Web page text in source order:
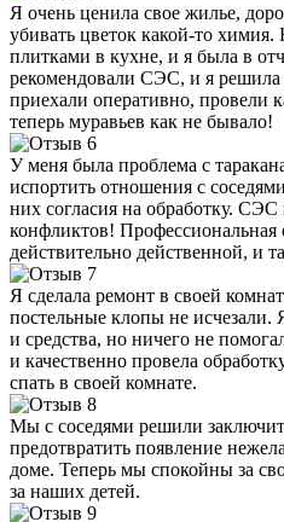
Я очень ценила свое жилье,
убивать цветок какой-то
плитками в кухне, и я была в
рекомендовали СЭС, и я
приехали оперативно, провели
теперь муравьев как не бывало!
У меня была проблема с
испортить отношения с
них согласия на обработку.
конфликтов! Профессиональная
действительно действенной, и
Я сделала ремонт в своей
постельные клопы не исчезали.
и средства, но ничего не
и качественно провела
спать в своей комнате.
Мы с соседями решили
предотвратить появление
доме. Теперь мы спокойны за
за наших детей.